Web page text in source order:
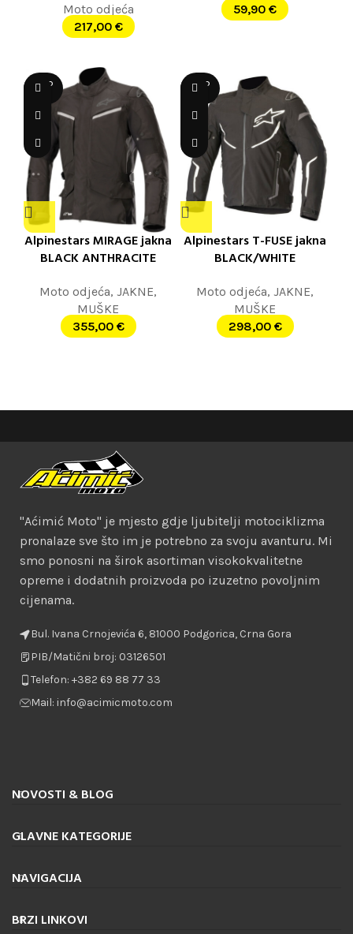
Moto odjeća
217,00 €
59,90 €
SOLD
OUT
Alpinestars MIRAGE jakna
BLACK ANTHRACITE
Moto odjeća, JAKNE,
MUŠKE
355,00 €
SOLD
OUT
Alpinestars T-FUSE jakna
BLACK/WHITE
Moto odjeća, JAKNE,
MUŠKE
298,00 €
"Aćimić Moto" je mjesto gdje ljubitelji motociklizma
pronalaze sve što im je potrebno za svoju avanturu. Mi
smo ponosni na širok asortiman visokokvalitetne
opreme i dodatnih proizvoda po izuzetno povoljnim
cijenama.
Bul. Ivana Crnojevića 6, 81000 Podgorica, Crna Gora
PIB/Matični broj: 03126501
Telefon: +382 69 88 77 33
Mail: info@acimicmoto.com
NOVOSTI & BLOG
GLAVNE KATEGORIJE
NAVIGACIJA
BRZI LINKOVI